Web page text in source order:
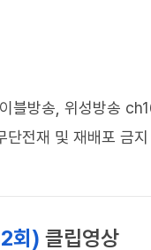
블방송, 위성방송
전재 및 재배포 금
회) 클립영상